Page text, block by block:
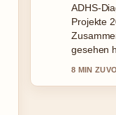
ADHS-
Projekte
gesehen
8 MIN